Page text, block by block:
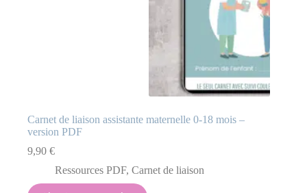
Carnet de liaison assistante maternelle 0-18 mois –
version PDF
9,90 €
Ressources PDF, Carnet de liaison